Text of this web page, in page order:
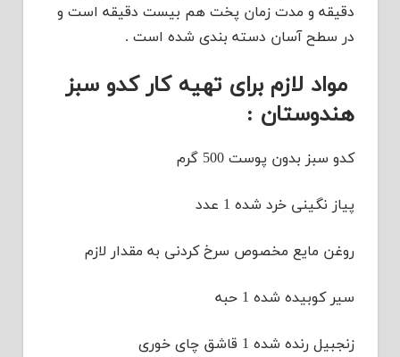
دقیقه و مدت زمان پخت هم بیست دقیقه است و
در سطح آسان دسته بندی شده است .
مواد لازم برای تهیه کار کدو سبز
هندوستان :
کدو سبز بدون پوست 500 گرم
پیاز نگینی خرد شده 1 عدد
روغن مایع مخصوص سرخ کردنی به مقدار لازم
سیر کوبیده شده 1 حبه
زنجبیل رنده شده 1 قاشق چای خوری